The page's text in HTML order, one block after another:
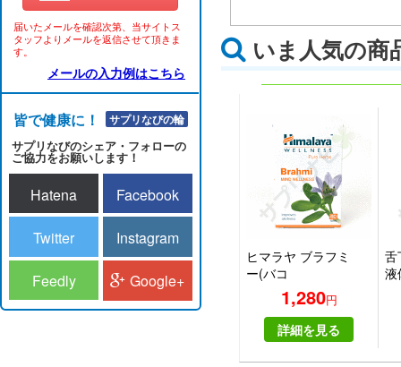
届いたメールを確認次第、当サイトス
タッフよりメールを返信させて頂きま
す。
メールの入力例はこちら
皆で健康に！！サプリなびの輪
サプリなびのシェア・フォローの
ご協力をお願いします！
Hatena Facebook
Twitter Instagram
Feedly Google+
いま人気の商
ヒマラヤ ブラフミ
ー(バコ
パ)|HIMALAYA
BRAHMI1,280円
詳細を見る
舌
液